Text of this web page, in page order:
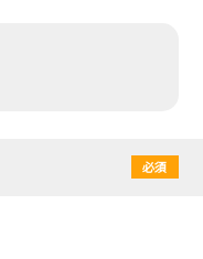
必須